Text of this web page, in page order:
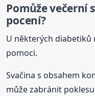
Pomůže večerní
pocení?
U některých diabetiků
pomoci.
Svačina s obsahem
může zabránit